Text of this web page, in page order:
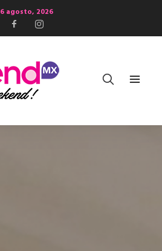
6 agosto, 2026